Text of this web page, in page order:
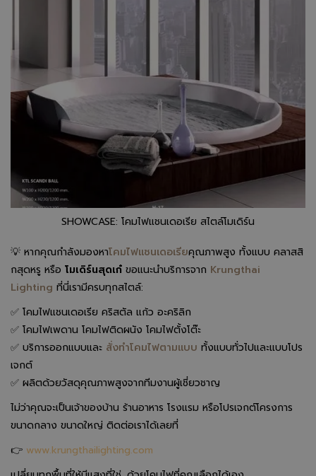
SHOWCASE: โคมไฟแชนเดอเรีย สไตล์โมเดิร์น
💡 หากคุณกำลังมองหาโคมไฟแชนเดอเรียคุณภาพสูง ทั้งแบบ คลาสสิ
กสุดหรู หรือ โมเดิร์นสุดเก๋ ขอแนะนำบริการจาก Krungthai
Lighting ที่นี่เรามีครบทุกสไตล์:
✅ โคมไฟแชนเดอเรีย คริสตัล แก้ว อะคริลิก
✅ โคมไฟเพดาน โคมไฟติดผนัง โคมไฟตั้งโต๊ะ
✅ บริการออกแบบและ สั่งทำโคมไฟตามแบบ ทั้งแบบทั่วไปและแบบโปร
เจกต์
✅ ผลิตด้วยวัสดุคุณภาพสูงจากทีมงานผู้เชี่ยวชาญ
ไม่ว่าคุณจะเป็นเจ้าของบ้าน ร้านอาหาร โรงแรม หรือโปรเจกต์โครงการ
ขนาดกลาง ขนาดใหญ่ ติดต่อเราได้เลยที่
👉 www.krungthailighting.com